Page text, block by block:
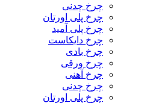
چرخ چدنی
چرخ پلی اورتان
چرخ پلی آمید
چرخ دایکاست
چرخ بادی
چرخ ورقی
چرخ آهنی
چرخ چدنی
چرخ پلی اورتان